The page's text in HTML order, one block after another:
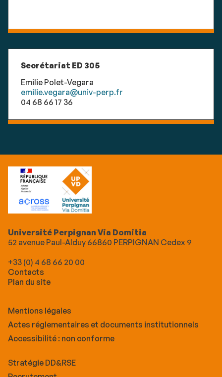
Secrétariat ED 305
Emilie Polet-Vegara
emilie.vegara@univ-perp.fr
04 68 66 17 36
Université Perpignan Via Domitia
52 avenue Paul-Alduy 66860 PERPIGNAN Cedex 9
+33 (0) 4 68 66 20 00
Contacts
Plan du site
Mentions légales
Actes réglementaires et documents institutionnels
Accessibilité : non conforme
Stratégie DD&RSE